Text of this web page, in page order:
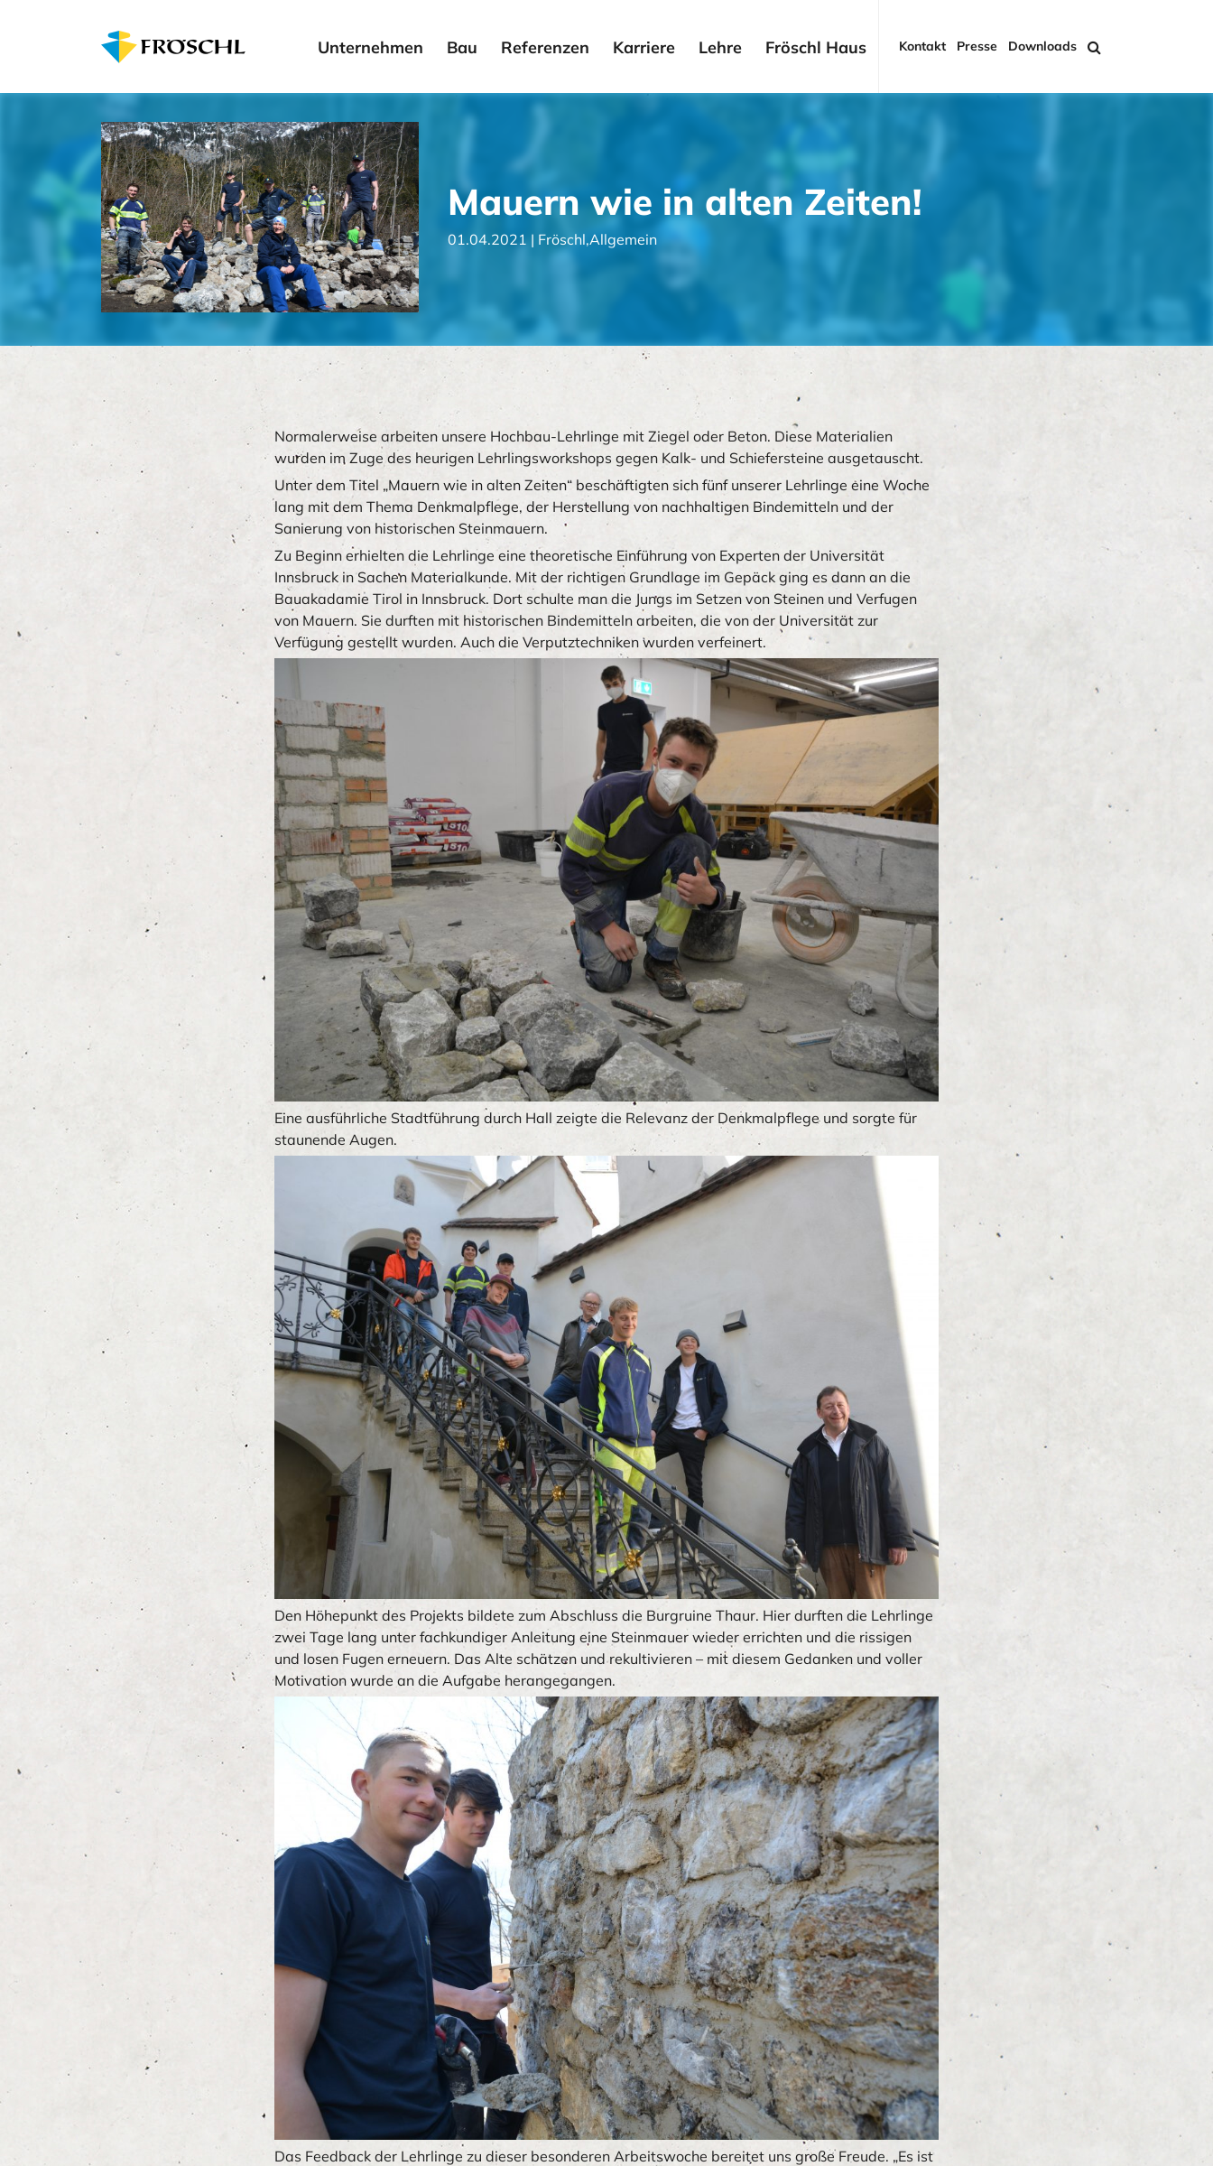
Unternehmen Bau Referenzen Karriere Lehre Fröschl Haus Kontakt Presse Downloads
Mauern wie in alten Zeiten!
01.04.2021 | Fröschl,Allgemein
Normalerweise arbeiten unsere Hochbau-Lehrlinge mit Ziegel oder Beton. Diese Materialien
wurden im Zuge des heurigen Lehrlingsworkshops gegen Kalk- und Schiefersteine ausgetauscht.
Unter dem Titel „Mauern wie in alten Zeiten“ beschäftigten sich fünf unserer Lehrlinge eine Woche
lang mit dem Thema Denkmalpflege, der Herstellung von nachhaltigen Bindemitteln und der
Sanierung von historischen Steinmauern.
Zu Beginn erhielten die Lehrlinge eine theoretische Einführung von Experten der Universität
Innsbruck in Sachen Materialkunde. Mit der richtigen Grundlage im Gepäck ging es dann an die
Bauakadamie Tirol in Innsbruck. Dort schulte man die Jungs im Setzen von Steinen und Verfugen
von Mauern. Sie durften mit historischen Bindemitteln arbeiten, die von der Universität zur
Verfügung gestellt wurden. Auch die Verputztechniken wurden verfeinert.
Eine ausführliche Stadtführung durch Hall zeigte die Relevanz der Denkmalpflege und sorgte für
staunende Augen.
Den Höhepunkt des Projekts bildete zum Abschluss die Burgruine Thaur. Hier durften die Lehrlinge
zwei Tage lang unter fachkundiger Anleitung eine Steinmauer wieder errichten und die rissigen
und losen Fugen erneuern. Das Alte schätzen und rekultivieren – mit diesem Gedanken und voller
Motivation wurde an die Aufgabe herangegangen.
Das Feedback der Lehrlinge zu dieser besonderen Arbeitswoche bereitet uns große Freude. „Es ist